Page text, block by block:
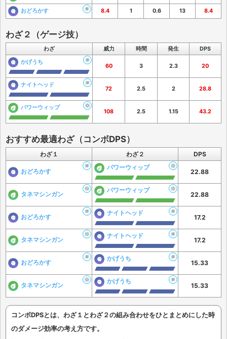
おどろかす 8.4 1 0.6 13 8.4
わざ２（ゲージ技）
わざ 威力 時間 発生
DPS
かげうち
60 3 2.3 20
ナイトヘッド
72 2.5 2 28.8
パワーウィップ
108 2.5 1.15 43.2
おすすめ最適わざ（コンボDPS）
わざ１ わざ２ DPS
おどろかす
パワーウィップ
22.88
タネマシンガン
パワーウィップ
22.88
おどろかす
ナイトヘッド
17.2
タネマシンガン
ナイトヘッド
17.2
おどろかす
かげうち
15.33
タネマシンガン
かげうち
15.33
コンボDPSとは、わざ１とわざ２の組み合わせをひとまとめにした時
のダメージ効率の考え方です。